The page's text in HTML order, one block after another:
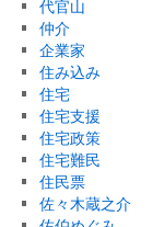
代官山
仲介
企業家
住み込み
住宅
住宅支援
住宅政策
住宅難民
住民票
佐々木蔵之介